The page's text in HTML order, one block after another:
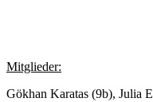
Mitglieder:
Gökhan Karatas (9b), Julia